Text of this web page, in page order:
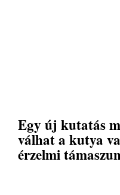
Egy új kutatás
válhat a kutya
érzelmi